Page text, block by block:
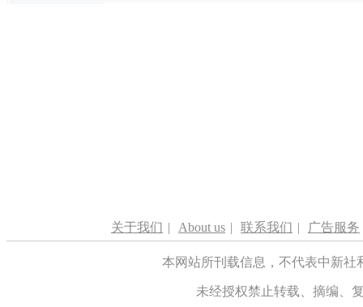
关于我们 | About us | 联系我们 | 广告服务
本网站所刊载信息，不代表中新
未经授权禁止转载、摘编、